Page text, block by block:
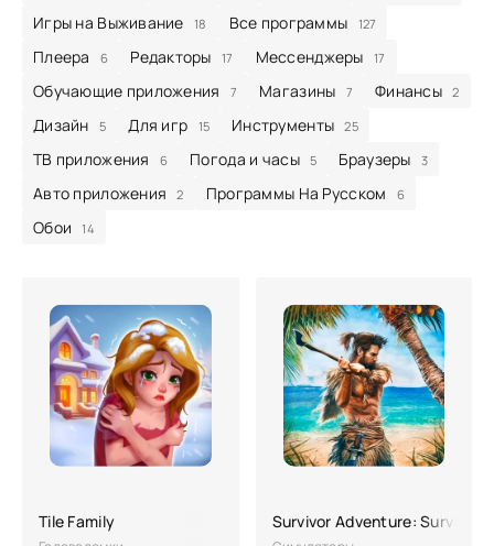
Игры на Выживание 18 Все программы 127
Плеера 6 Редакторы 17 Мессенджеры 17
Обучающие приложения 7 Магазины 7 Финансы 2
Дизайн 5 Для игр 15 Инструменты 25
ТВ приложения 6 Погода и часы 5 Браузеры 3
Авто приложения 2 Программы На Русском 6
Обои 14
Tile Family Survivor Adventure: Survival